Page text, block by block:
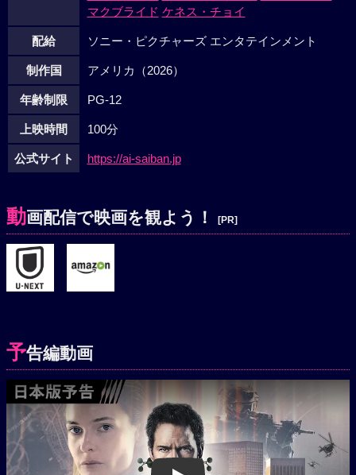
マクブライド ケネス・チョイ
配給 ソニー・ピクチャーズ エンタテインメント
制作国 アメリカ（2026）
年齢制限 PG-12
上映時間 100分
公式サイト https://ai-saiban.jp
動画配信で映画を観よう！ [PR]
予告編動画